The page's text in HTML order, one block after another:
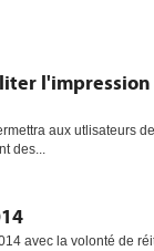
aux utlisateurs
des...
avec la volonté de